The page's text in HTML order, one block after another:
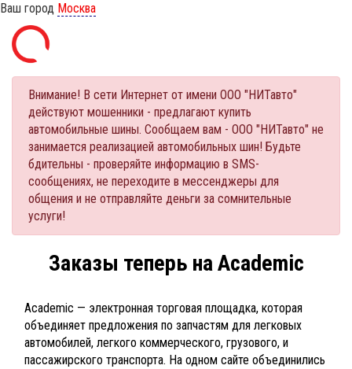
Ваш город Москва
Внимание! В сети Интернет от имени ООО "НИТавто"
действуют мошенники - предлагают купить
автомобильные шины. Сообщаем вам - ООО "НИТавто" не
занимается реализацией автомобильных шин! Будьте
бдительны - проверяйте информацию в SMS-
сообщениях, не переходите в мессенджеры для
общения и не отправляйте деньги за сомнительные
услуги!
Заказы теперь на Academic
Academic — электронная торговая площадка, которая
объединяет предложения по запчастям для легковых
автомобилей, легкого коммерческого, грузового, и
пассажирского транспорта. На одном сайте объединились